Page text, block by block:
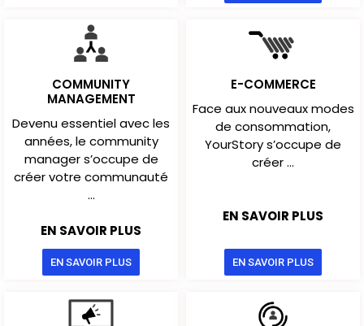
COMMUNITY
MANAGEMENT
Devenu essentiel avec les
années, le community
manager s’occupe de
créer votre communauté
...
EN SAVOIR PLUS
EN SAVOIR PLUS
E-COMMERCE
Face aux nouveaux modes
de consommation,
YourStory s’occupe de
créer ...
EN SAVOIR PLUS
EN SAVOIR PLUS